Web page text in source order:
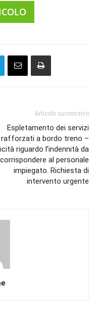
Articolo successivo
Espletamento dei servizi
rafforzati a bordo treno –
riguardo l’indennità da
corrispondere al personale
impiegato. Richiesta di
intervento urgente